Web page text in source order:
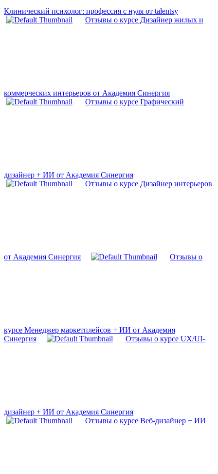
Клинический психолог: профессия с нуля от talentsy
Отзывы о курсе Дизайнер жилых и
коммерческих интерьеров от Академия Синергия
Отзывы о курсе Графический
дизайнер + ИИ от Академия Синергия
Отзывы о курсе Дизайнер интерьеров
от Академия Синергия Отзывы о
курсе Менеджер маркетплейсов + ИИ от Академия
Синергия
Отзывы о курсе UX/UI-
дизайнер + ИИ от Академия Синергия
Отзывы о курсе Веб-дизайнер + ИИ